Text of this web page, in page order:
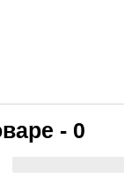
- 0